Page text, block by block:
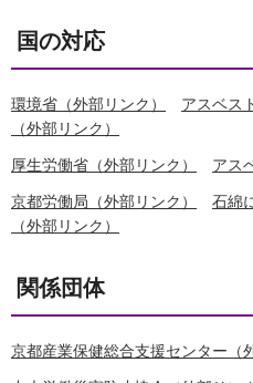
国の対応
環境省（外部リンク）
アスベス
（外部リンク）
厚生労働省（外部リンク） アス
京都労働局（外部リンク）
石綿
（外部リンク）
関係団体
京都産業保健総合支援センター（